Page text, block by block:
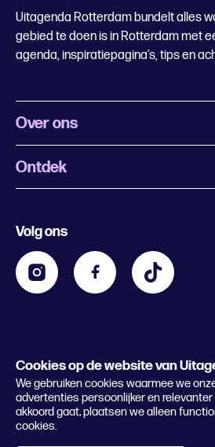
Cookies op de website van
We gebruiken cookies waarmee we
advertenties persoonlijker en relevanter
akkoord gaat, plaatsen we alleen
cookies.
Uitagenda Rotterdam bundelt alles
gebied te doen is in Rotterdam met
agenda, inspiratiepagina’s, tips en
Over ons
Wat is Uitagenda Rotterdam
Contact
Zakelijk
Lees het magazine
Ontdek
Kids
Volg ons
© 2026 Rotterdam Festivals